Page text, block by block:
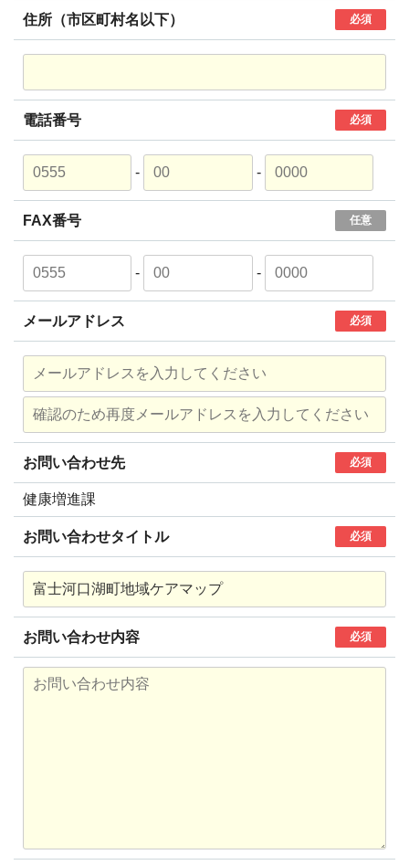
住所（市区町村名以下） 必須
電話番号 必須
- -
FAX番号 任意
- -
メールアドレス 必須
お問い合わせ先 必須
健康増進課
お問い合わせタイトル 必須
お問い合わせ内容 必須